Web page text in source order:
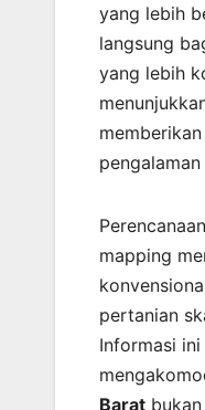
yang lebih
langsung
yang lebih
mapping
pertanian
Informasi
Barat